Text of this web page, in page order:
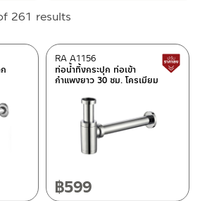
(202)
261 results
latest
ท่อน้ำทิ้งกระปุก ท่อเข้า
กำแพงยาว 30 ซม. โครเมียม
RA A1156
฿599